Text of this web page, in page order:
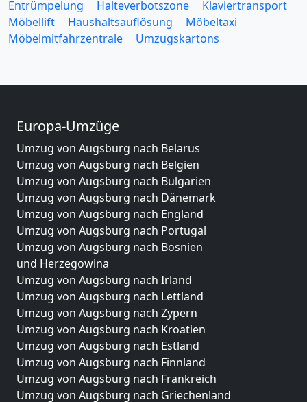
Entrümpelung
Halteverbotszone
Klaviertransport
Möbellift
Haushaltsauflösung
Möbeltaxi
Möbelmitfahrzentrale
Umzugskartons
Europa-Umzüge
Umzug von Augsburg nach Belarus
Umzug von Augsburg nach Belgien
Umzug von Augsburg nach Bulgarien
Umzug von Augsburg nach Dänemark
Umzug von Augsburg nach England
Umzug von Augsburg nach Portugal
Umzug von Augsburg nach Bosnien
und Herzegowina
Umzug von Augsburg nach Irland
Umzug von Augsburg nach Lettland
Umzug von Augsburg nach Zypern
Umzug von Augsburg nach Kroatien
Umzug von Augsburg nach Estland
Umzug von Augsburg nach Finnland
Umzug von Augsburg nach Frankreich
Umzug von Augsburg nach Griechenland